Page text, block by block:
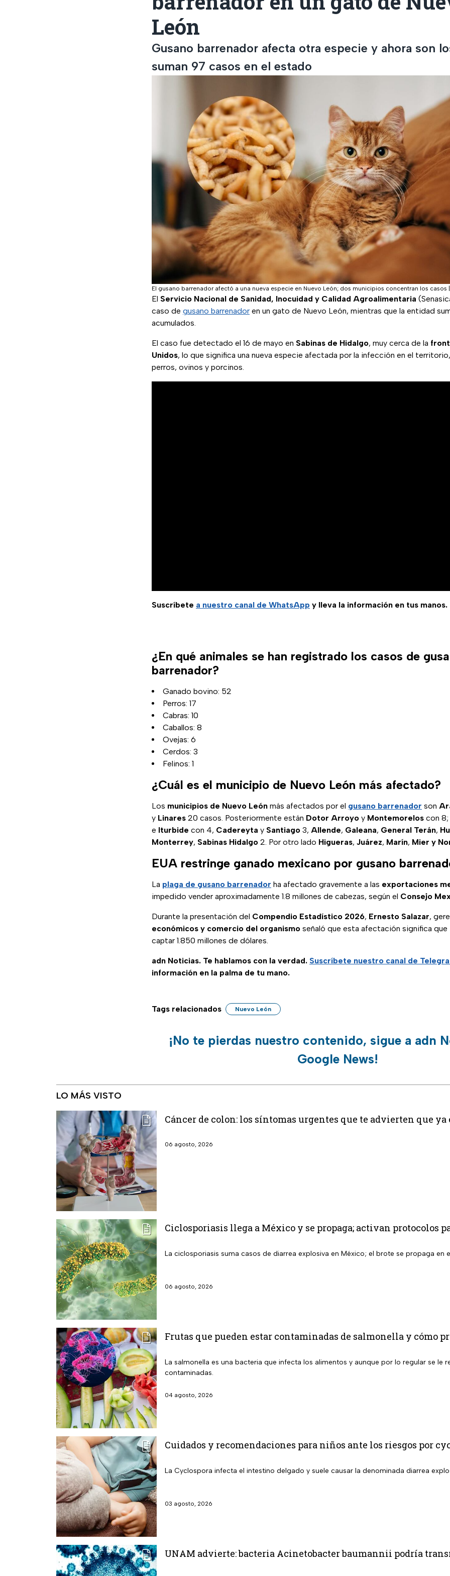
León
Gusano barrenador afecta otra especie y ahora son
suman 97 casos en el estado
El gusano barrenador afectó a una nueva especie en Nuevo León; dos municipios concentran los casos
El Servicio Nacional de Sanidad, Inocuidad y Calidad Agroalimentaria
caso de gusano barrenador en un gato de Nuevo León, mientras que la entidad
acumulados.
El caso fue detectado el 16 de mayo en Sabinas de Hidalgo, muy cerca de la
Unidos, lo que significa una nueva especie afectada por la infección en el
perros, ovinos y porcinos.
Suscríbete a nuestro canal de WhatsApp y lleva la información en tus manos.
¿En qué animales se han registrado los casos de
barrenador?
Ganado bovino: 52
Perros: 17
Cabras: 10
Caballos: 8
Ovejas: 6
Cerdos: 3
Felinos: 1
¿Cuál es el municipio de Nuevo León más afectado?
Los municipios de Nuevo León más afectados por el gusano barrenador son
y Linares 20 casos. Posteriormente están Dotor Arroyo y Montemorelos con 8;
e Iturbide con 4, Cadereyta y Santiago 3, Allende, Galeana, General Terán,
Monterrey, Sabinas Hidalgo 2. Por otro lado Higueras, Juárez, Marín, Mier y
EUA restringe ganado mexicano por gusano
La plaga de gusano barrenador ha afectado gravemente a las exportaciones
impedido vender aproximadamente 1.8 millones de cabezas, según el Consejo
Durante la presentación del Compendio Estadístico 2026, Ernesto Salazar,
económicos y comercio del organismo señaló que esta afectación significa
captar 1.850 millones de dólares.
adn Noticias. Te hablamos con la verdad. Suscríbete nuestro canal de
información en la palma de tu mano.
Tags relacionados Nuevo León
¡No te pierdas nuestro contenido, sigue a adn
Google News!
LO MÁS VISTO
Cáncer de colon: los síntomas urgentes que te advierten que ya
06 agosto, 2026
Ciclosporiasis llega a México y se propaga; activan protocolos
La ciclosporiasis suma casos de diarrea explosiva en México; el brote se propaga en
06 agosto, 2026
Frutas que pueden estar contaminadas de salmonella y cómo
La salmonella es una bacteria que infecta los alimentos y aunque por lo regular se le
contaminadas.
04 agosto, 2026
Cuidados y recomendaciones para niños ante los riesgos por
La Cyclospora infecta el intestino delgado y suele causar la denominada diarrea
03 agosto, 2026
UNAM advierte: bacteria Acinetobacter baumannii podría